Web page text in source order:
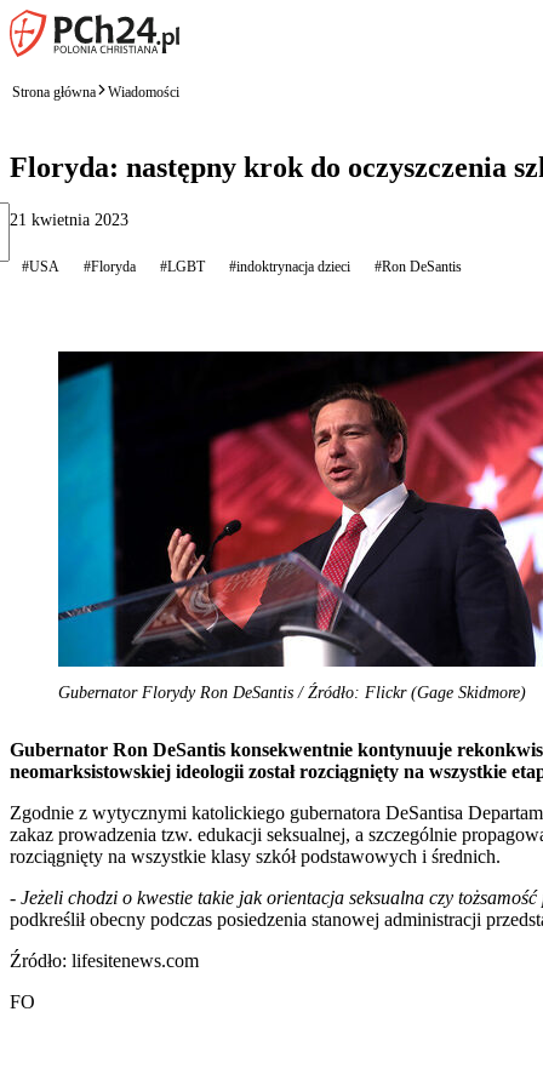
Strona główna Wiadomości
Floryda: następny krok do oczyszczenia
21 kwietnia 2023
#USA #Floryda #LGBT #indoktrynacja dzieci #Ron DeSantis
Gubernator Florydy Ron DeSantis / Źródło: Flickr (Gage Skidmore)
Gubernator Ron DeSantis konsekwentnie kontynuuje
neomarksistowskiej ideologii został rozciągnięty na wszystkie
Zgodnie z wytycznymi katolickiego gubernatora DeSantisa
zakaz prowadzenia tzw. edukacji seksualnej, a szczególnie
rozciągnięty na wszystkie klasy szkół podstawowych i średnich.
- Jeżeli chodzi o kwestie takie jak orientacja seksualna czy
podkreślił obecny podczas posiedzenia stanowej administracji
Źródło: lifesitenews.com
FO